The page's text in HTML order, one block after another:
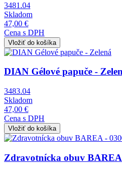
3481.04
Skladom
47,00 €
Cena s DPH
Obrázok
DIAN Gélové papuče -
3483.04
Skladom
47,00 €
Cena s DPH
Obrázok
Zdravotnícka obuv BAREA